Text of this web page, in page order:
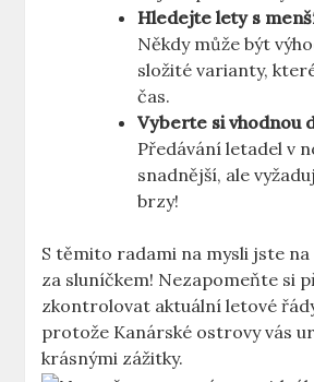
Hledejte lety s
Někdy může být
složité varianty,
čas.
Vyberte si vhodnou
Předávání letadel v
snadnější, ale
brzy!
S těmito radami na mysli jste
za sluníčkem! Nezapomeňte si
zkontrolovat aktuální letové
protože Kanárské ostrovy vás
krásnými zážitky.